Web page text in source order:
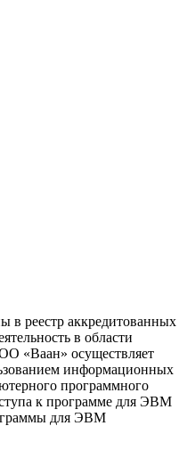
реестр аккредитованных
в области
«Ваан» осуществляет
информационных
программного
к программе для ЭВМ
для ЭВМ